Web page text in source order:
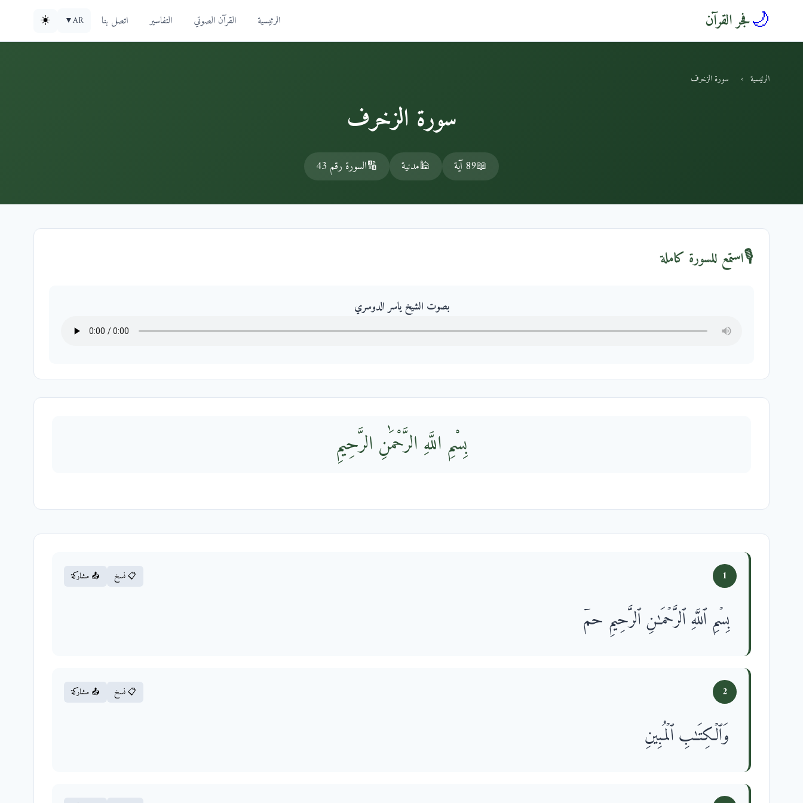
🌙فجر القرآن الرئيسية القرآن الصوتي التفاسير اتصل بنا AR
▼
☀️
الرئيسية › سورة الزخرف
سورة الزخرف
📖89 آية 🕌مدنية 🔢السورة رقم 43
🎙️استمع للسورة كاملة
بصوت الشيخ ياسر الدوسري
بِسْمِ اللَّهِ الرَّحْمَٰنِ الرَّحِيمِ
1 📋 نسخ 📤 مشاركة
بِسۡمِ ٱللَّهِ ٱلرَّحۡمَـٰنِ ٱلرَّحِیمِ حمۤ
2 📋 نسخ 📤 مشاركة
وَٱلۡكِتَـٰبِ ٱلۡمُبِینِ